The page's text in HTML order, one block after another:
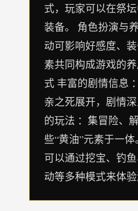
式，玩家可以在祭
装备。 角色扮演与
动可影响好感度、
素共同构成游戏的
式 丰富的剧情信息
亲之死展开，剧情
的玩法 ：集冒险、
些“黄油”元素于一
可以通过挖宝、钓
动等多种模式来体验